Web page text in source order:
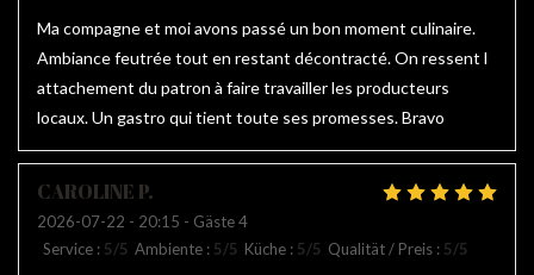
Ma compagne et moi avons passé un bon moment culinaire.
Ambiance feutrée tout en restant décontracté. On ressent l
attachement du patron à faire travailler les producteurs
locaux. Un gastro qui tient toute ses promesses. Bravo
CAROLINE P
2026-07-22 - 20:15 - Gäste 4
Service : 5/5 Ambiente : 5/5 Küche : 5/5 Qualität / Preis : 5/5